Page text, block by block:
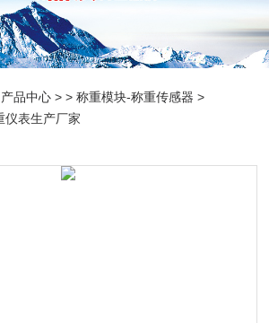
产品中心 > >称重模块-称重传感器 >
仪表生产厂家